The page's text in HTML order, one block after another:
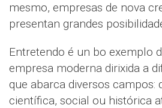
mesmo, empresas de nova
presentan grandes
Entretendo é un bo exemplo
empresa moderna dirixida a
que abarca diversos campos:
científica, social ou histórica